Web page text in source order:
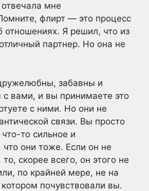
мне
флирт — это процесс
отношениях. Я решил, что из
партнер. Но она не
забавны и
с вами, и вы принимаете это
с ними. Но они не
связи. Вы просто
то сильное и
они тоже. Если он не
то, скорее всего, он этого не
по крайней мере, не на
почувствовали вы.